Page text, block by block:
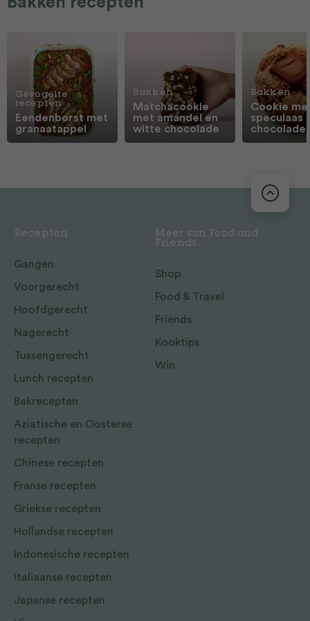
Gevogelte
recepten
Eendenborst met
granaatappel
Bakken
Matchacookie
met amandel en
witte chocolade
Bakken
Cookie
speculaas
chocolade
Recepten
Gangen
Voorgerecht
Hoofdgerecht
Nagerecht
Tussengerecht
Lunch recepten
Bakrecepten
Aziatische en Oosterse
recepten
Chinese recepten
Franse recepten
Griekse recepten
Hollandse recepten
Indonesische recepten
Italiaanse recepten
Japanse recepten
Meer van Food and
Friends
Shop
Food & Travel
Friends
Kooktips
Win